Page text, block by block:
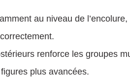
au niveau de
renforce les groupes
plus avancées.